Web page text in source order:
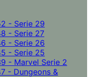
- Serie 29
- Serie 27
- Serie 26
- Serie 25
- Marvel Serie 2
- Dungeons &